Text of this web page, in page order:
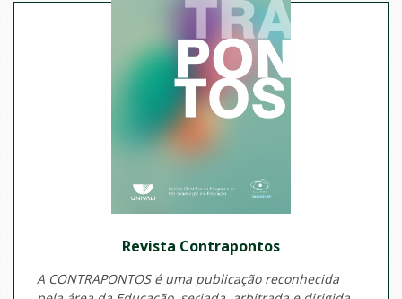
Revista Contrapontos
A CONTRAPONTOS é uma publicação reconhecida